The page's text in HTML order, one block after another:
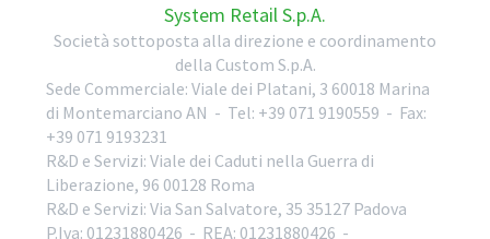
System Retail S.p.A.
Società sottoposta alla direzione e coordinamento
della Custom S.p.A.
Sede Commerciale: Viale dei Platani, 3 60018 Marina
di Montemarciano AN - Tel: +39 071 9190559 - Fax:
+39 071 9193231
R&D e Servizi: Viale dei Caduti nella Guerra di
Liberazione, 96 00128 Roma
R&D e Servizi: Via San Salvatore, 35 35127 Padova
P.Iva: 01231880426 - REA: 01231880426 -